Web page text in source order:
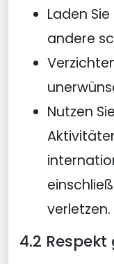
Laden
andere
Nutzen
verletzen.
4.2